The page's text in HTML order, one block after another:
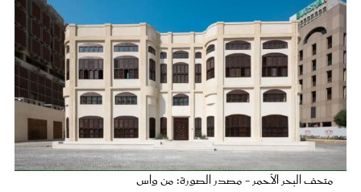
متحف البحر الأحمر - مصدر الصورة: من واس
فيديو
مطبخ سيدتي
مقالات الرأي
ستايل
تقارير
عروس سيدتي